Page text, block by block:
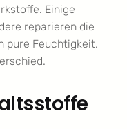
Einige
reparieren die
pure Feuchtigkeit.